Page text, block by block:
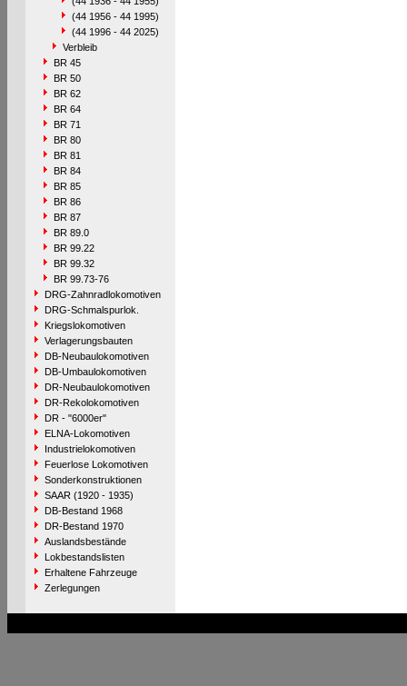
(44 1956 - 44 1995)
(44 1996 - 44 2025)
Verbleib
BR 45
BR 50
BR 62
BR 64
BR 71
BR 80
BR 81
BR 84
BR 85
BR 86
BR 87
BR 89.0
BR 99.22
BR 99.32
BR 99.73-76
DRG-Zahnradlokomotiven
DRG-Schmalspurlok.
Kriegslokomotiven
Verlagerungsbauten
DB-Neubaulokomotiven
DB-Umbaulokomotiven
DR-Neubaulokomotiven
DR-Rekolokomotiven
DR - "6000er"
ELNA-Lokomotiven
Industrielokomotiven
Feuerlose Lokomotiven
Sonderkonstruktionen
SAAR (1920 - 1935)
DB-Bestand 1968
DR-Bestand 1970
Auslandsbestände
Lokbestandslisten
Erhaltene Fahrzeuge
Zerlegungen